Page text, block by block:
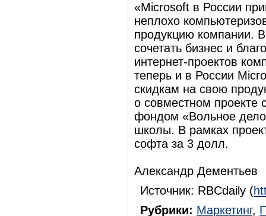
«Microsoft в России
неплохо
продукцию компании.
сочетать бизнес и
интернет-проектов
теперь и в России
скидкам на свою
о совместном проекте
фондом «Вольное
школы. В рамках
софта за 3 долл.
Александр Дементьев
Источник: RBCdaily (
Рубрики: Маркетинг,